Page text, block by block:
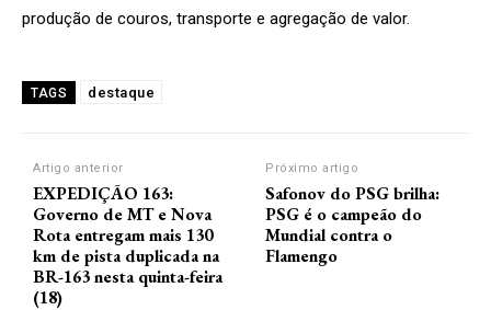
produção de couros, transporte e agregação de valor.
TAGS destaque
Artigo anterior
EXPEDIÇÃO 163:
Governo de MT e Nova
Rota entregam mais 130
km de pista duplicada na
BR-163 nesta quinta-feira
(18)
Próximo artigo
Safonov do PSG brilha:
PSG é o campeão do
Mundial contra o
Flamengo